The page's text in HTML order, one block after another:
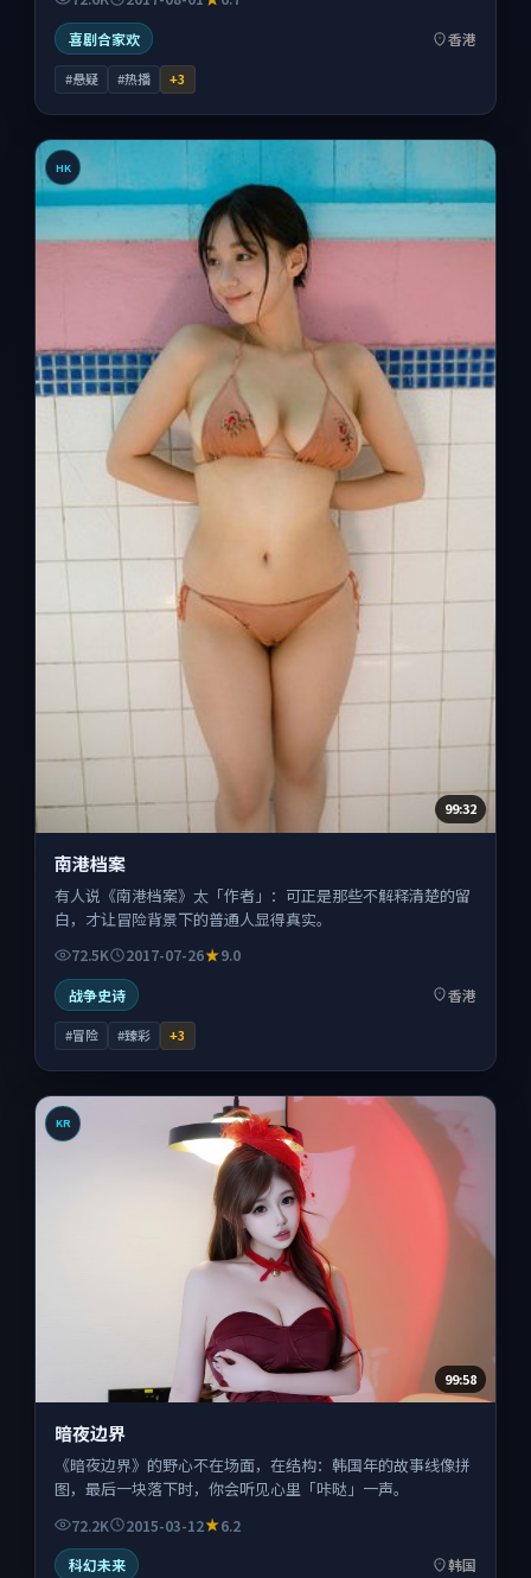
喜剧合家欢
香港
#悬疑 #热播 +3
HK
99:32
南港档案
有人说《南港档案》太「作者」：可正是那些不解释清楚的留
白，才让冒险背景下的普通人显得真实。
72.5K 2017-07-26
9.0
战争史诗
香港
#冒险 #臻彩 +3
KR
99:58
暗夜边界
《暗夜边界》的野心不在场面，在结构：韩国年的故事线像拼
图，最后一块落下时，你会听见心里「咔哒」一声。
72.2K 2015-03-12
6.2
科幻未来
韩国